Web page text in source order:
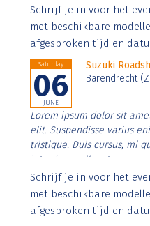
Aenean faucibus nibh et
imperdiet. Nunc ut sem
Schrijf je in voor het
met beschikbare
afgesproken tijd en
Saturday
06
JUNE
Suzuki
Barendrecht
Lorem ipsum dolor sit
elit. Suspendisse varius
tristique. Duis cursus, mi
interdum nulla, ut
Aenean faucibus nibh et
imperdiet. Nunc ut sem
Schrijf je in voor het
met beschikbare
afgesproken tijd en